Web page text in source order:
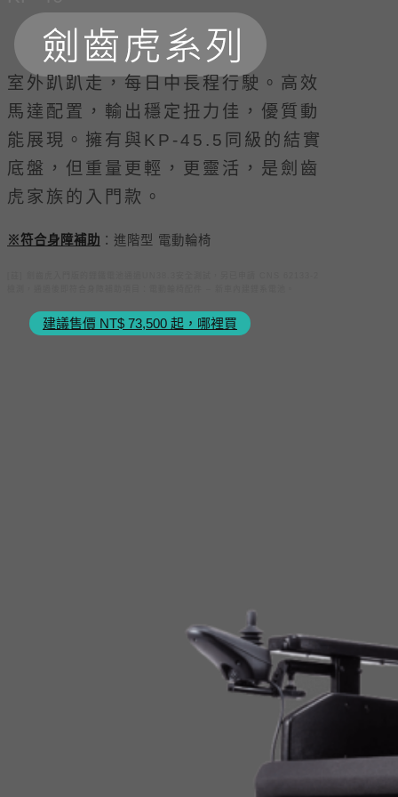
室外趴趴走，每日中長程行駛。高效
馬達配置，輸出穩定扭力佳，優質動
能展現。擁有與KP-45.5同級的結實
底盤，但重量更輕，更靈活，是劍齒
虎家族的入門款。
※符合身障補助 ：進階型 電動輪椅
建議售價 NT$ 73,500 起，哪裡買